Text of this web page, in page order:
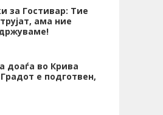
за Гостивар: Тие
ама ние
доаѓа во Крива
е подготвен,